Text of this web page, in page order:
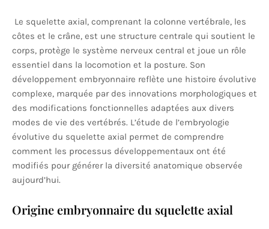
Le squelette axial, comprenant la colonne vertébrale, les
côtes et le crâne, est une structure centrale qui soutient le
corps, protège le système nerveux central et joue un rôle
essentiel dans la locomotion et la posture. Son
développement embryonnaire reflète une histoire évolutive
complexe, marquée par des innovations morphologiques et
des modifications fonctionnelles adaptées aux divers
modes de vie des vertébrés. L’étude de l’embryologie
évolutive du squelette axial permet de comprendre
comment les processus développementaux ont été
modifiés pour générer la diversité anatomique observée
aujourd’hui.
Origine embryonnaire du squelette axial